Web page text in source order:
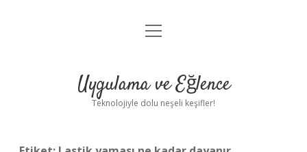
Anasayfa
Yasal Uyarı
menüyü
Uygulama ve Eğlence
Teknolojiyle dolu neşeli keşifler!